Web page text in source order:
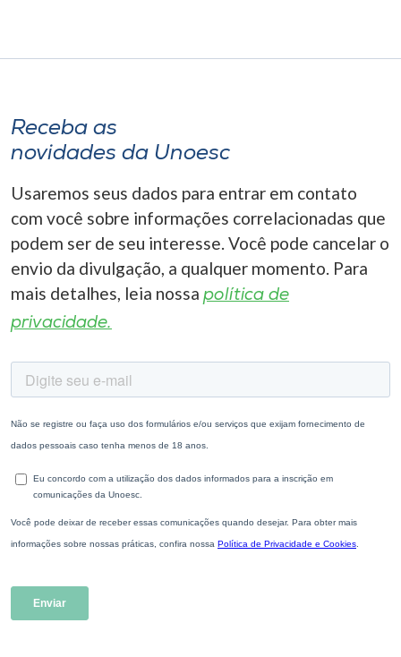
Receba as
novidades da Unoesc
Usaremos seus dados para entrar em contato
com você sobre informações correlacionadas que
podem ser de seu interesse. Você pode cancelar o
envio da divulgação, a qualquer momento. Para
mais detalhes, leia nossa política de
privacidade.